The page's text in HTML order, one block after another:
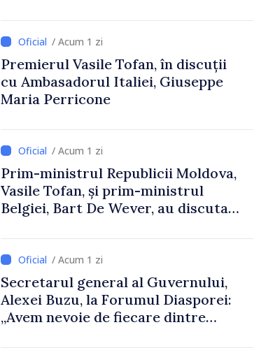
/ Acum 1 zi
Premierul Vasile Tofan, în discuții
cu Ambasadorul Italiei, Giuseppe
Maria Perricone
/ Acum 1 zi
Prim-ministrul Republicii Moldova,
Vasile Tofan, și prim-ministrul
Belgiei, Bart De Wever, au discutat
/ Acum 1 zi
Secretarul general al Guvernului,
Alexei Buzu, la Forumul Diasporei:
„Avem nevoie de fiecare dintre